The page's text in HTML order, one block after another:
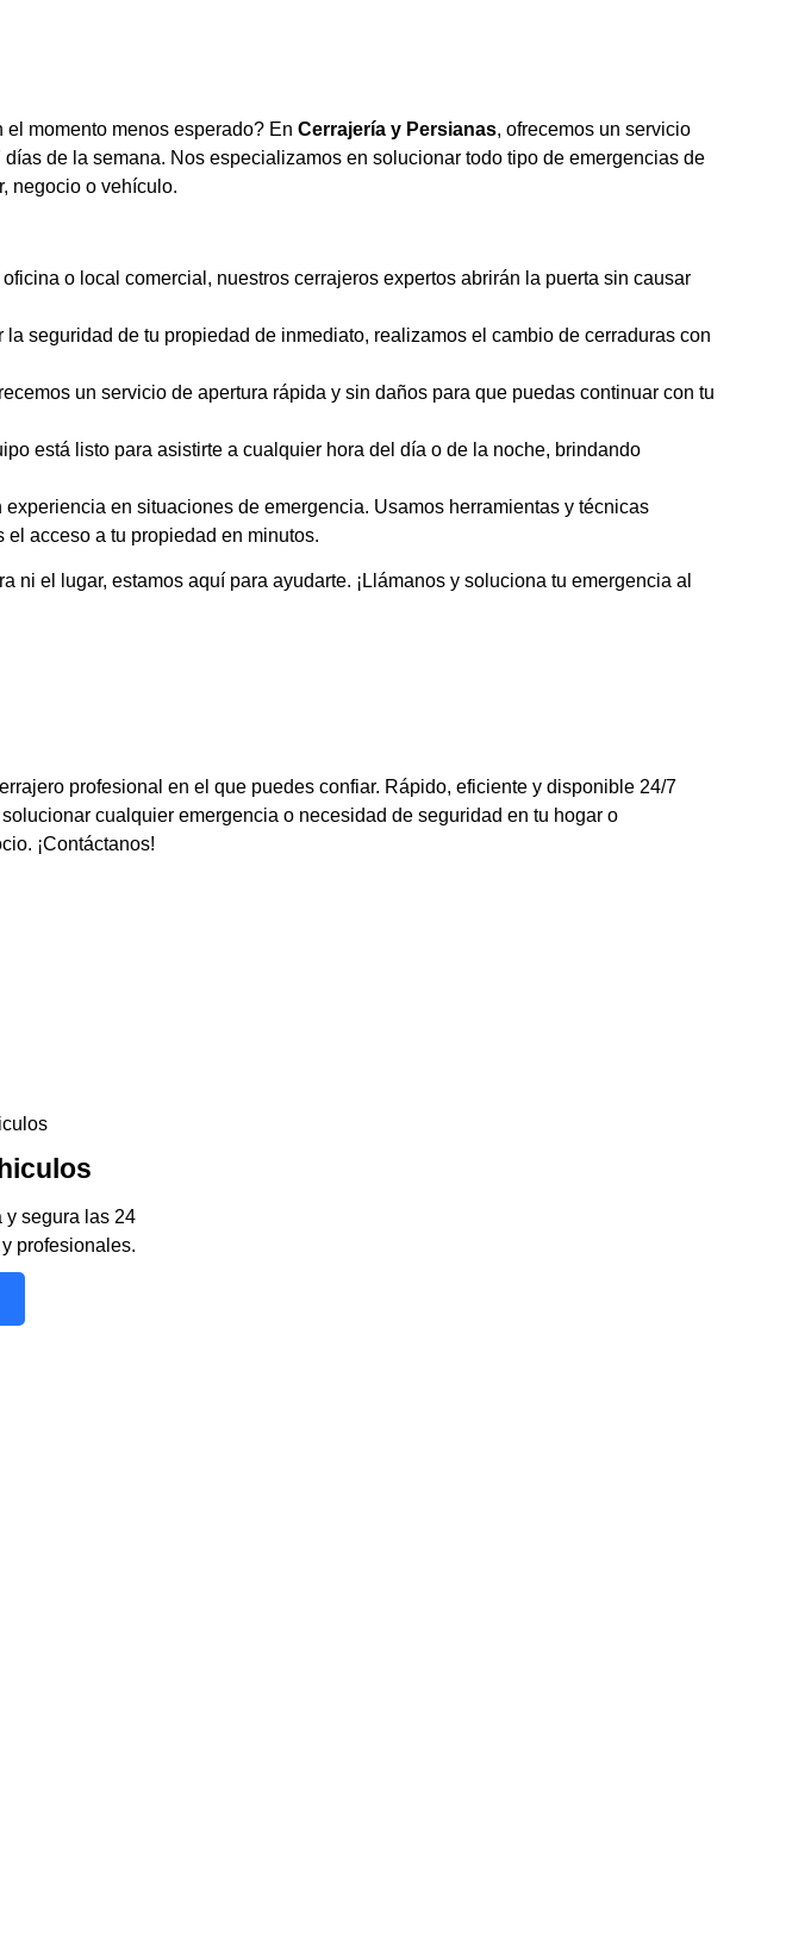
momento menos esperado? En Cerrajería y Persianas, ofrecemos un servicio
de la semana. Nos especializamos en solucionar todo tipo de emergencias de
negocio o vehículo.
o local comercial, nuestros cerrajeros expertos abrirán la puerta sin causar
seguridad de tu propiedad de inmediato, realizamos el cambio de cerraduras con
un servicio de apertura rápida y sin daños para que puedas continuar con tu
está listo para asistirte a cualquier hora del día o de la noche, brindando
en situaciones de emergencia. Usamos herramientas y técnicas
acceso a tu propiedad en minutos.
ni el lugar, estamos aquí para ayudarte. ¡Llámanos y soluciona tu emergencia al
profesional en el que puedes confiar. Rápido, eficiente y disponible 24/7
solucionar cualquier emergencia o necesidad de seguridad en tu hogar o
¡Contáctanos!
y segura las 24
profesionales.